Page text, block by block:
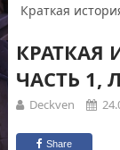
Краткая
КРАТКАЯ
ЧАСТЬ 1,
Deckven
Share